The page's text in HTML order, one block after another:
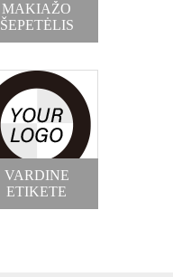
MAKIAŽO
ŠEPETĖLIS
VARDINE
ETIKETE